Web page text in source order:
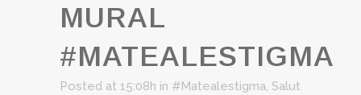
MURAL
#MATEALESTIGMA
Posted at 15:08h in #Matealestigma, Salut